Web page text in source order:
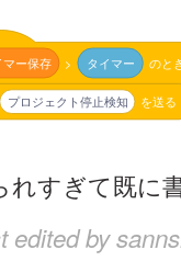
マー保存 > タイマー のと
プロジェクト停止検知 を送る
れすぎて既に
edited by